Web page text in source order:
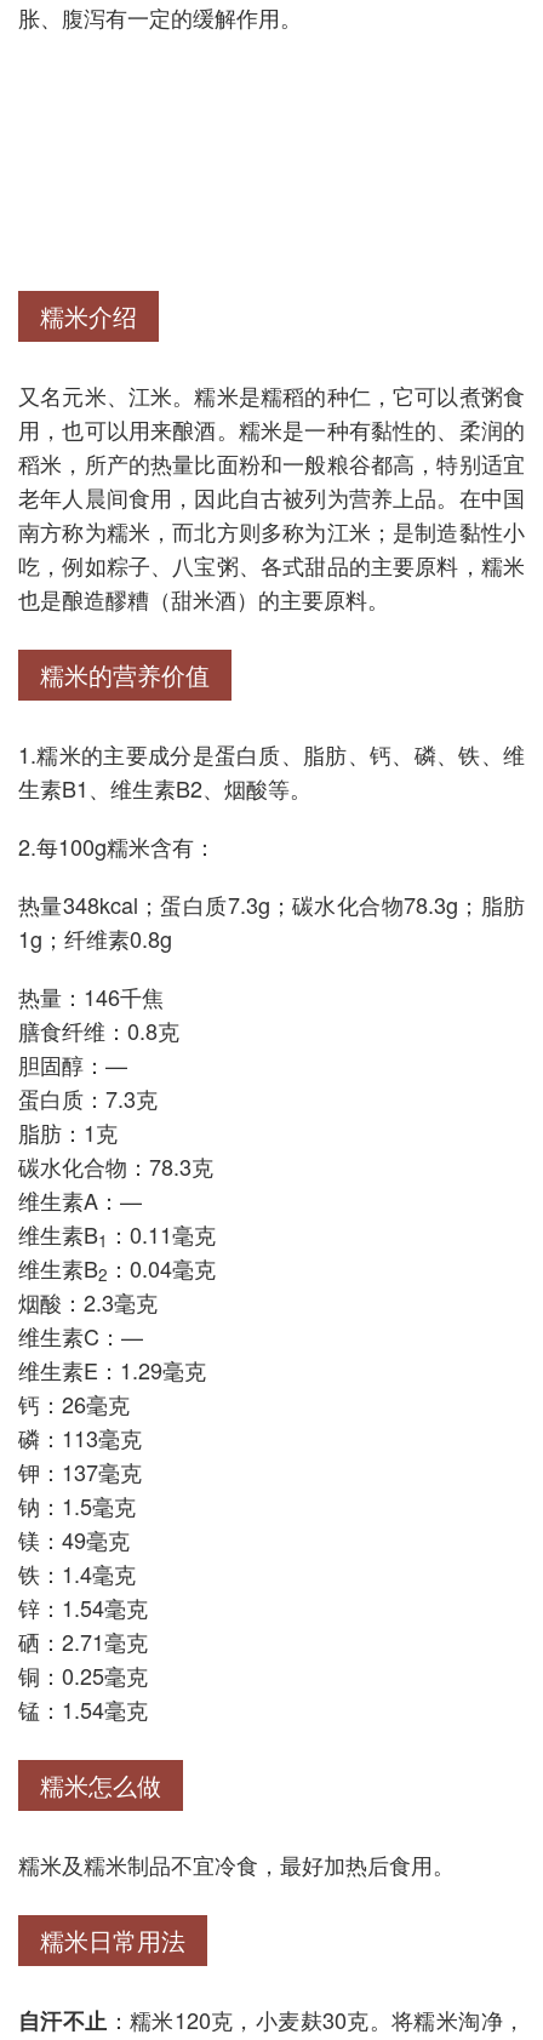
胀、腹泻有一定的缓解作用。
糯米介绍
又名元米、江米。糯米是糯稻的种仁，它可以煮粥食
用，也可以用来酿酒。糯米是一种有黏性的、柔润的
稻米，所产的热量比面粉和一般粮谷都高，特别适宜
老年人晨间食用，因此自古被列为营养上品。在中国
南方称为糯米，而北方则多称为江米；是制造黏性小
吃，例如粽子、八宝粥、各式甜品的主要原料，糯米
也是酿造醪糟（甜米酒）的主要原料。
糯米的营养价值
1.糯米的主要成分是蛋白质、脂肪、钙、磷、铁、维
生素B1、维生素B2、烟酸等。
2.每100g糯米含有：
热量348kcal；蛋白质7.3g；碳水化合物78.3g；脂肪
1g；纤维素0.8g
热量：146千焦
膳食纤维：0.8克
胆固醇：—
蛋白质：7.3克
脂肪：1克
碳水化合物：78.3克
维生素A：—
维生素B1 ：0.11毫克
维生素B2 ：0.04毫克
烟酸：2.3毫克
维生素C：—
维生素E：1.29毫克
钙：26毫克
磷：113毫克
钾：137毫克
钠：1.5毫克
镁：49毫克
铁：1.4毫克
锌：1.54毫克
硒：2.71毫克
铜：0.25毫克
锰：1.54毫克
糯米怎么做
糯米及糯米制品不宜冷食，最好加热后食用。
糯米日常用法
自汗不止 ：糯米120克，小麦麸30克。将糯米淘净，